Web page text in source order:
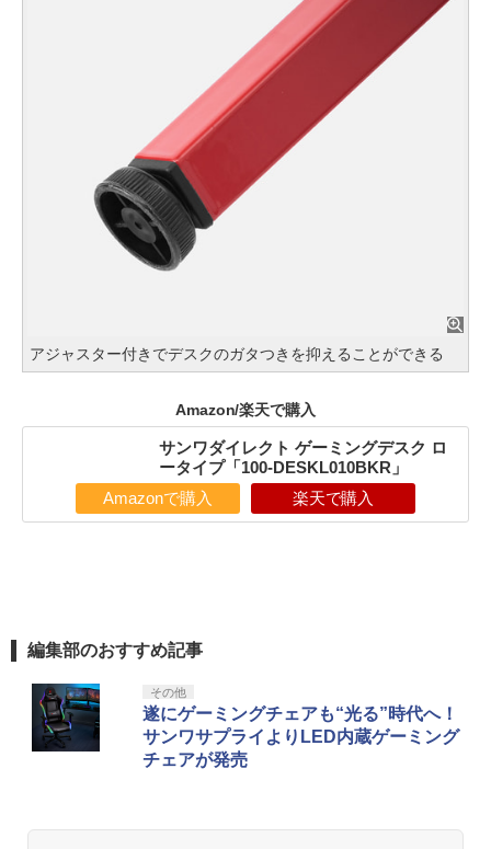
アジャスター付きでデスクのガタつきを抑えることができる
Amazon/楽天で購入
サンワダイレクト ゲーミングデスク ロ
ータイプ「100-DESKL010BKR」
Amazonで購入 楽天で購入
編集部のおすすめ記事
その他
遂にゲーミングチェアも“光る”時代へ！
サンワサプライよりLED内蔵ゲーミング
チェアが発売